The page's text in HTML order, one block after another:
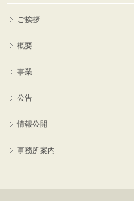
ご挨拶
概要
事業
公告
情報公開
事務所案内